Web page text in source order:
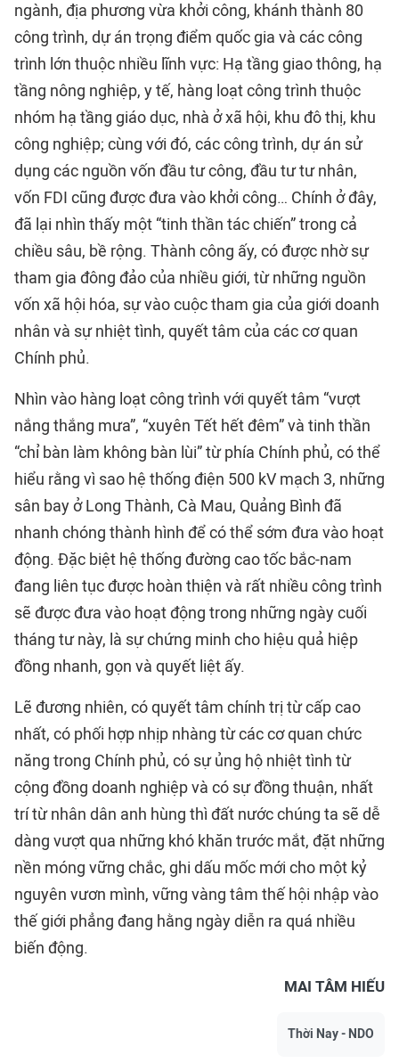
ngành, địa phương vừa khởi công, khánh thành 80
công trình, dự án trọng điểm quốc gia và các công
trình lớn thuộc nhiều lĩnh vực: Hạ tầng giao thông, hạ
tầng nông nghiệp, y tế, hàng loạt công trình thuộc
nhóm hạ tầng giáo dục, nhà ở xã hội, khu đô thị, khu
công nghiệp; cùng với đó, các công trình, dự án sử
dụng các nguồn vốn đầu tư công, đầu tư tư nhân,
vốn FDI cũng được đưa vào khởi công… Chính ở đây,
đã lại nhìn thấy một “tinh thần tác chiến” trong cả
chiều sâu, bề rộng. Thành công ấy, có được nhờ sự
tham gia đông đảo của nhiều giới, từ những nguồn
vốn xã hội hóa, sự vào cuộc tham gia của giới doanh
nhân và sự nhiệt tình, quyết tâm của các cơ quan
Chính phủ.
Nhìn vào hàng loạt công trình với quyết tâm “vượt
nắng thắng mưa”, “xuyên Tết hết đêm” và tinh thần
“chỉ bàn làm không bàn lùi” từ phía Chính phủ, có thể
hiểu rằng vì sao hệ thống điện 500 kV mạch 3, những
sân bay ở Long Thành, Cà Mau, Quảng Bình đã
nhanh chóng thành hình để có thể sớm đưa vào hoạt
động. Đặc biệt hệ thống đường cao tốc bắc-nam
đang liên tục được hoàn thiện và rất nhiều công trình
sẽ được đưa vào hoạt động trong những ngày cuối
tháng tư này, là sự chứng minh cho hiệu quả hiệp
đồng nhanh, gọn và quyết liệt ấy.
Lẽ đương nhiên, có quyết tâm chính trị từ cấp cao
nhất, có phối hợp nhịp nhàng từ các cơ quan chức
năng trong Chính phủ, có sự ủng hộ nhiệt tình từ
cộng đồng doanh nghiệp và có sự đồng thuận, nhất
trí từ nhân dân anh hùng thì đất nước chúng ta sẽ dễ
dàng vượt qua những khó khăn trước mắt, đặt những
nền móng vững chắc, ghi dấu mốc mới cho một kỷ
nguyên vươn mình, vững vàng tâm thế hội nhập vào
thế giới phẳng đang hằng ngày diễn ra quá nhiều
biến động.
MAI TÂM HIẾU
Thời Nay - NDO